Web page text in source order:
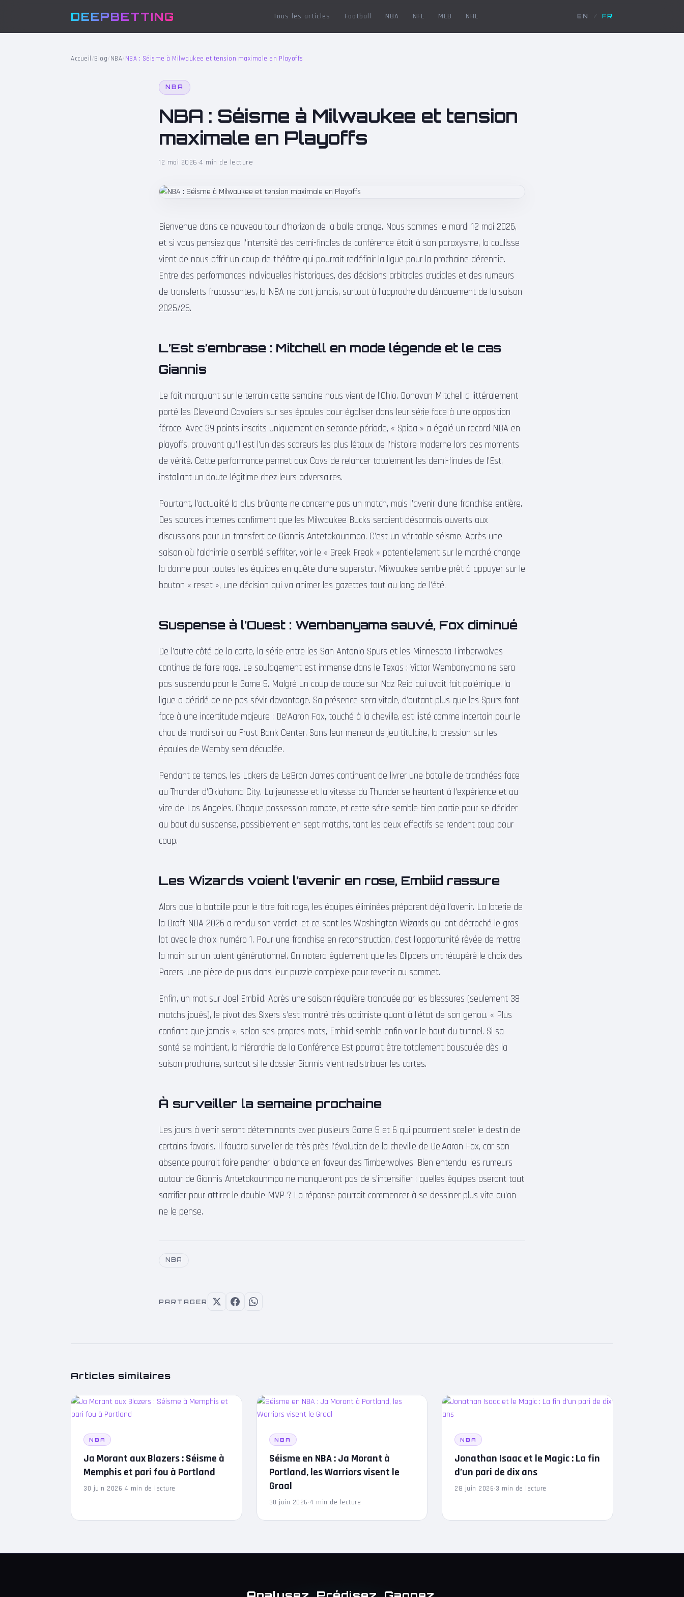
DEEPBETTING Tous les articles Football NBA NFL MLB NHL EN / FR
Accueil /Blog/NBA/NBA : Séisme à Milwaukee et tension maximale en Playoffs
NBA
NBA : Séisme à Milwaukee et tension
maximale en Playoffs
12 mai 2026·4 min de lecture
Bienvenue dans ce nouveau tour d’horizon de la balle orange. Nous sommes le mardi 12 mai 2026,
et si vous pensiez que l’intensité des demi-finales de conférence était à son paroxysme, la coulisse
vient de nous offrir un coup de théâtre qui pourrait redéfinir la ligue pour la prochaine décennie.
Entre des performances individuelles historiques, des décisions arbitrales cruciales et des rumeurs
de transferts fracassantes, la NBA ne dort jamais, surtout à l’approche du dénouement de la saison
2025/26.
L’Est s’embrase : Mitchell en mode légende et le cas
Giannis
Le fait marquant sur le terrain cette semaine nous vient de l’Ohio. Donovan Mitchell a littéralement
porté les Cleveland Cavaliers sur ses épaules pour égaliser dans leur série face à une opposition
féroce. Avec 39 points inscrits uniquement en seconde période, « Spida » a égalé un record NBA en
playoffs, prouvant qu’il est l’un des scoreurs les plus létaux de l’histoire moderne lors des moments
de vérité. Cette performance permet aux Cavs de relancer totalement les demi-finales de l’Est,
installant un doute légitime chez leurs adversaires.
Pourtant, l’actualité la plus brûlante ne concerne pas un match, mais l’avenir d’une franchise entière.
Des sources internes confirment que les Milwaukee Bucks seraient désormais ouverts aux
discussions pour un transfert de Giannis Antetokounmpo. C’est un véritable séisme. Après une
saison où l’alchimie a semblé s’effriter, voir le « Greek Freak » potentiellement sur le marché change
la donne pour toutes les équipes en quête d’une superstar. Milwaukee semble prêt à appuyer sur le
bouton « reset », une décision qui va animer les gazettes tout au long de l’été.
Suspense à l’Ouest : Wembanyama sauvé, Fox diminué
De l’autre côté de la carte, la série entre les San Antonio Spurs et les Minnesota Timberwolves
continue de faire rage. Le soulagement est immense dans le Texas : Victor Wembanyama ne sera
pas suspendu pour le Game 5. Malgré un coup de coude sur Naz Reid qui avait fait polémique, la
ligue a décidé de ne pas sévir davantage. Sa présence sera vitale, d’autant plus que les Spurs font
face à une incertitude majeure : De’Aaron Fox, touché à la cheville, est listé comme incertain pour le
choc de mardi soir au Frost Bank Center. Sans leur meneur de jeu titulaire, la pression sur les
épaules de Wemby sera décuplée.
Pendant ce temps, les Lakers de LeBron James continuent de livrer une bataille de tranchées face
au Thunder d’Oklahoma City. La jeunesse et la vitesse du Thunder se heurtent à l’expérience et au
vice de Los Angeles. Chaque possession compte, et cette série semble bien partie pour se décider
au bout du suspense, possiblement en sept matchs, tant les deux effectifs se rendent coup pour
coup.
Les Wizards voient l’avenir en rose, Embiid rassure
Alors que la bataille pour le titre fait rage, les équipes éliminées préparent déjà l’avenir. La loterie de
la Draft NBA 2026 a rendu son verdict, et ce sont les Washington Wizards qui ont décroché le gros
lot avec le choix numéro 1. Pour une franchise en reconstruction, c’est l’opportunité rêvée de mettre
la main sur un talent générationnel. On notera également que les Clippers ont récupéré le choix des
Pacers, une pièce de plus dans leur puzzle complexe pour revenir au sommet.
Enfin, un mot sur Joel Embiid. Après une saison régulière tronquée par les blessures (seulement 38
matchs joués), le pivot des Sixers s’est montré très optimiste quant à l’état de son genou. « Plus
confiant que jamais », selon ses propres mots, Embiid semble enfin voir le bout du tunnel. Si sa
santé se maintient, la hiérarchie de la Conférence Est pourrait être totalement bousculée dès la
saison prochaine, surtout si le dossier Giannis vient redistribuer les cartes.
À surveiller la semaine prochaine
Les jours à venir seront déterminants avec plusieurs Game 5 et 6 qui pourraient sceller le destin de
certains favoris. Il faudra surveiller de très près l’évolution de la cheville de De’Aaron Fox, car son
absence pourrait faire pencher la balance en faveur des Timberwolves. Bien entendu, les rumeurs
autour de Giannis Antetokounmpo ne manqueront pas de s’intensifier : quelles équipes oseront tout
sacrifier pour attirer le double MVP ? La réponse pourrait commencer à se dessiner plus vite qu’on
ne le pense.
NBA
PARTAGER
Articles similaires
NBA
Ja Morant aux Blazers : Séisme à
Memphis et pari fou à Portland
30 juin 2026·4 min de lecture
NBA
Séisme en NBA : Ja Morant à
Portland, les Warriors visent le
Graal
30 juin 2026·4 min de lecture
NBA
Jonathan Isaac et le Magic : La fin
d’un pari de dix ans
28 juin 2026·3 min de lecture